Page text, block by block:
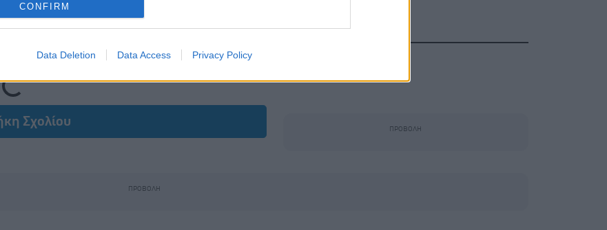
CONFIRM
Data Deletion Data Access Privacy Policy
Loading...
Σχολίου